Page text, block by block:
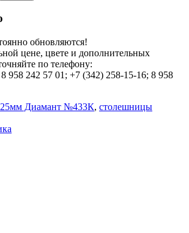
обновляются!
цене, цвете и дополнительных
по телефону:
958 242 57 01; +7 (342) 258-15-16; 8 958
Диамант №433К, столешницы